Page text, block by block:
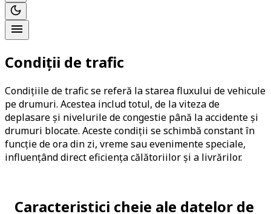
Condiții de trafic
Condițiile de trafic se referă la starea fluxului de vehicule
pe drumuri. Acestea includ totul, de la viteza de
deplasare și nivelurile de congestie până la accidente și
drumuri blocate. Aceste condiții se schimbă constant în
funcție de ora din zi, vreme sau evenimente speciale,
influențând direct eficiența călătoriilor și a livrărilor.
Caracteristici cheie ale datelor de